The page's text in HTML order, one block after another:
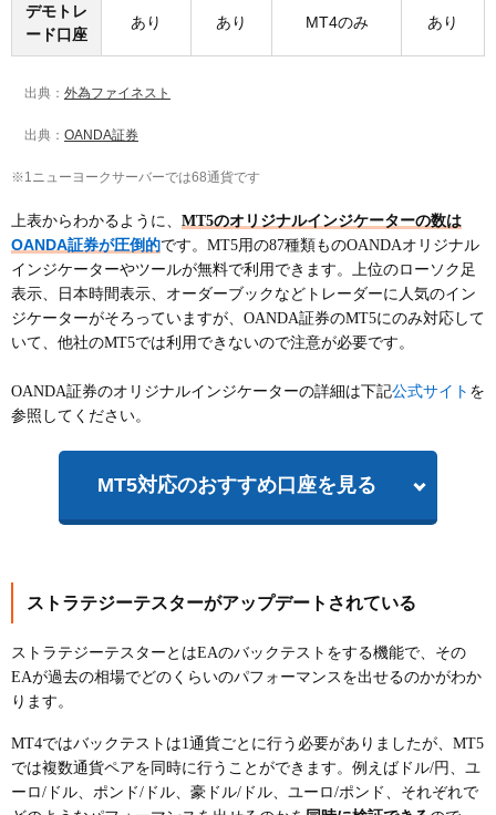
デモトレ
ード口座
あり あり MT4のみ あり
出典： 外為ファイネスト
出典： OANDA証券
※1ニューヨークサーバーでは68通貨です
上表からわかるように、 MT5のオリジナルインジケーターの数は
OANDA証券が圧倒的です。MT5用の87種類ものOANDAオリジナル
インジケーターやツールが無料で利用できます。上位のローソク足
表示、日本時間表示、オーダーブックなどトレーダーに人気のイン
ジケーターがそろっていますが、OANDA証券のMT5にのみ対応して
いて、他社のMT5では利用できないので注意が必要です。
OANDA証券のオリジナルインジケーターの詳細は下記公式サイト を
参照してください。
MT5対応のおすすめ口座を見る
ストラテジーテスターがアップデートされている
ストラテジーテスターとはEAのバックテストをする機能で、その
EAが過去の相場でどのくらいのパフォーマンスを出せるのかがわか
ります。
MT4ではバックテストは1通貨ごとに行う必要がありましたが、MT5
では複数通貨ペアを同時に行うことができます。例えばドル/円、ユ
ーロ/ドル、ポンド/ドル、豪ドル/ドル、ユーロ/ポンド、それぞれで